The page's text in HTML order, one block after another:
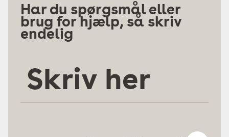
Har du spørgsmål eller
brug for hjælp, så skriv
endelig
her